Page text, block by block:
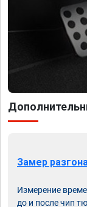
Замер разгона
Измерение
до и после чип